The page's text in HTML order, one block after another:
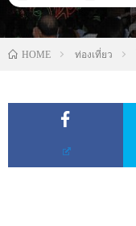
HOME ท่องเที่ยว